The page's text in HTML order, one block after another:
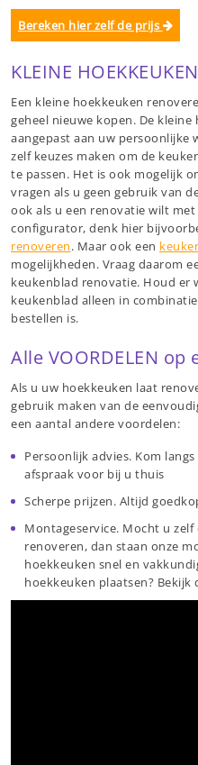
Bereken hier zelf de prijs
KLEINE
Een kleine hoekkeuken
geheel nieuwe kopen. De
aangepast aan uw persoonlijke
zelf keuzes maken om de
te passen. Het is ook mogelijk
vragen als u geen gebruik van
ook als u een renovatie wilt
configurator, denk hier
renoveren. Maar ook een
mogelijkheden. Vraag daarom
keukenblad renovatie. Houd er
keukenblad alleen in
bestellen is.
Alle VOORDELEN op
Als u uw hoekkeuken laat
gebruik maken van de
een aantal andere voordelen:
Persoonlijk advies. Kom
afspraak voor bij u thuis
Scherpe prijzen. Altijd
Montageservice. Mocht u
renoveren, dan staan onze
hoekkeuken snel en
hoekkeuken plaatsen?